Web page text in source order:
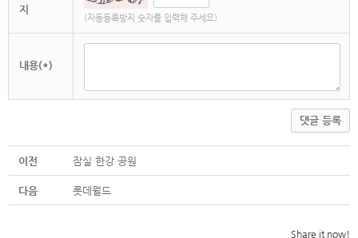
지
(자동등록방지 숫자를 입력해 주세요)
내용(*)
댓글 등록
이전 잠실 한강 공원
다음 롯데월드
Share it now!